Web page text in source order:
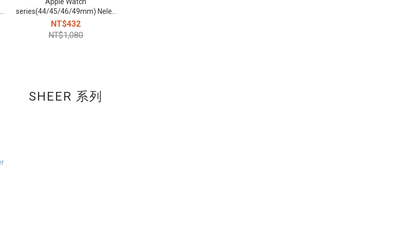
series(44/45/46/49mm) Nelen
運動錶帶-星光
NT$432
NT$1,080
SHEER 系列